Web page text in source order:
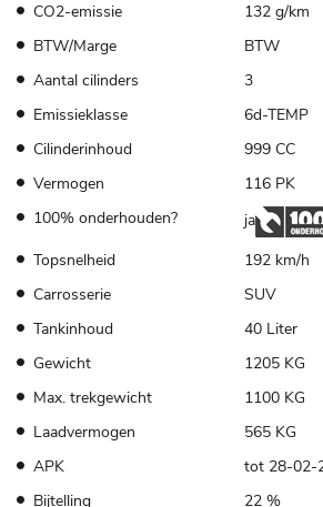
CO2-emissie
132 g/km
BTW/Marge
BTW
Aantal cilinders
3
Emissieklasse
6d-TEMP
Cilinderinhoud
999 CC
Vermogen
116 PK
100% onderhouden?
ja
Topsnelheid
192 km/h
Carrosserie
SUV
Tankinhoud
40 Liter
Gewicht
1205 KG
Max. trekgewicht
1100 KG
Laadvermogen
565 KG
APK
tot 28-02-
Bijtelling
22 %